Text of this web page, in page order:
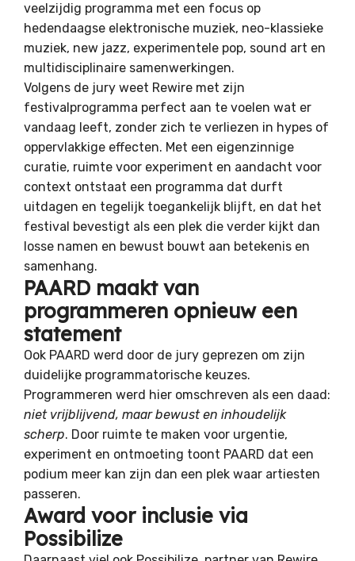
veelzijdig programma met een focus op
hedendaagse elektronische muziek, neo-klassieke
muziek, new jazz, experimentele pop, sound art en
multidisciplinaire samenwerkingen.
Volgens de jury weet Rewire met zijn
festivalprogramma perfect aan te voelen wat er
vandaag leeft, zonder zich te verliezen in hypes of
oppervlakkige effecten. Met een eigenzinnige
curatie, ruimte voor experiment en aandacht voor
context ontstaat een programma dat durft
uitdagen en tegelijk toegankelijk blijft, en dat het
festival bevestigt als een plek die verder kijkt dan
losse namen en bewust bouwt aan betekenis en
samenhang.
PAARD maakt van
programmeren opnieuw een
statement
Ook PAARD werd door de jury geprezen om zijn
duidelijke programmatorische keuzes.
Programmeren werd hier omschreven als een daad:
niet vrijblijvend, maar bewust en inhoudelijk
scherp. Door ruimte te maken voor urgentie,
experiment en ontmoeting toont PAARD dat een
podium meer kan zijn dan een plek waar artiesten
passeren.
Award voor inclusie via
Possibilize